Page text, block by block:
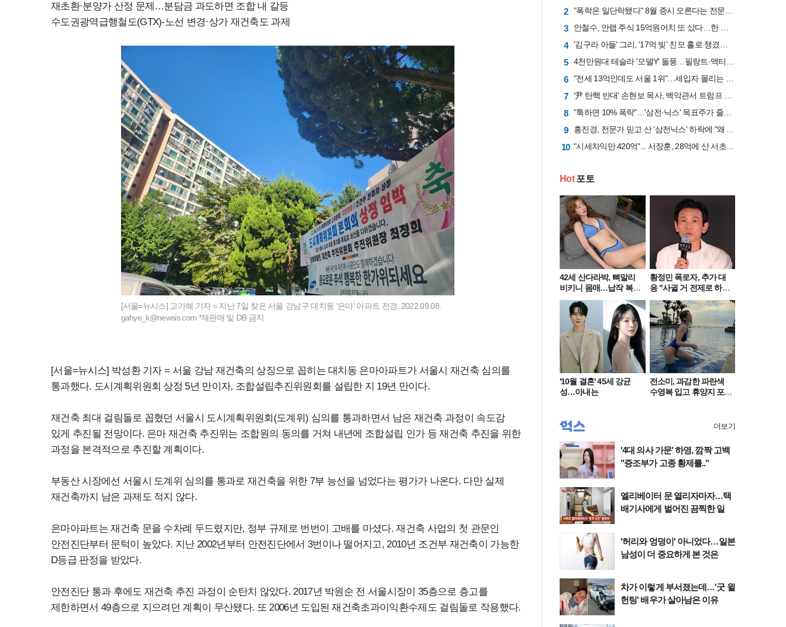
재초환·분양가 산정 문제…분담금 과도하면 조합 내 갈등
수도권광역급행철도(GTX)-노선 변경·상가 재건축도 과제
[서울=뉴시스] 고가혜 기자 = 지난 7일 찾은 서울 강남구 대치동 '은마' 아파트 전경. 2022.09.08.
gahye_k@newsis.com *재판매 및 DB 금지
[서울=뉴시스] 박성환 기자 = 서울 강남 재건축의 상징으로 꼽히는 대치동 은마아파트가 서울시 재건축 심의를
통과했다. 도시계획위원회 상정 5년 만이자, 조합설립추진위원회를 설립한 지 19년 만이다.
재건축 최대 걸림돌로 꼽혔던 서울시 도시계획위원회(도계위) 심의를 통과하면서 남은 재건축 과정이 속도감
있게 추진될 전망이다. 은마 재건축 추진위는 조합원의 동의를 거쳐 내년에 조합설립 인가 등 재건축 추진을 위한
과정을 본격적으로 추진할 계획이다.
부동산 시장에선 서울시 도계위 심의를 통과로 재건축을 위한 7부 능선을 넘었다는 평가가 나온다. 다만 실제
재건축까지 남은 과제도 적지 않다.
은마아파트는 재건축 문을 수차례 두드렸지만, 정부 규제로 번번이 고배를 마셨다. 재건축 사업의 첫 관문인
안전진단부터 문턱이 높았다. 지난 2002년부터 안전진단에서 3번이나 떨어지고, 2010년 조건부 재건축이 가능한
D등급 판정을 받았다.
안전진단 통과 후에도 재건축 추진 과정이 순탄치 않았다. 2017년 박원순 전 서울시장이 35층으로 층고를
제한하면서 49층으로 지으려던 계획이 무산됐다. 또 2006년 도입된 재건축초과이익환수제도 걸림돌로 작용했다.
2
3
4
5
6
7
8
9
10
Hot포토
42세 산다라박, 뼈말리
비키니 몸매…납작 복부
에 깜짝
황정민 폭로자, 추가 대
응 "사귈 거 전제로 하
고…"
'10월 결혼' 45세 강균
성…아내는
전소미, 과감한 파란색
수영복 입고 휴양지 포
'4대 의사 가문' 하영, 깜짝 고백
"증조부가 고종 황제를.."
엘리베이터 문 열리자마자…택
배기사에게 벌어진 끔찍한 일
'허리와 엉덩이' 아니었다…일본
남성이 더 중요하게 본 것은
차가 이렇게 부서졌는데…'굿 윌
헌팅' 배우가 살아남은 이유
더보기